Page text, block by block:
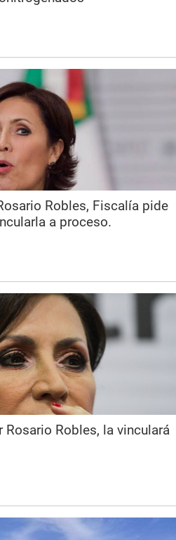
Robles, Fiscalía pide
a proceso.
Rosario Robles, la vinculará